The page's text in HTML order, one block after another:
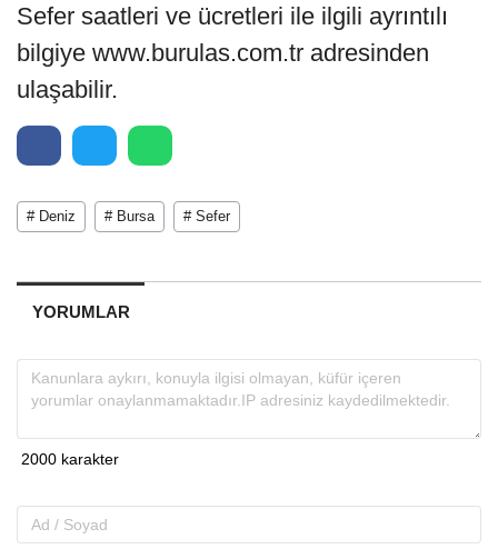
Sefer saatleri ve ücretleri ile ilgili ayrıntılı
bilgiye www.burulas.com.tr adresinden
ulaşabilir.
# Deniz # Bursa # Sefer
YORUMLAR